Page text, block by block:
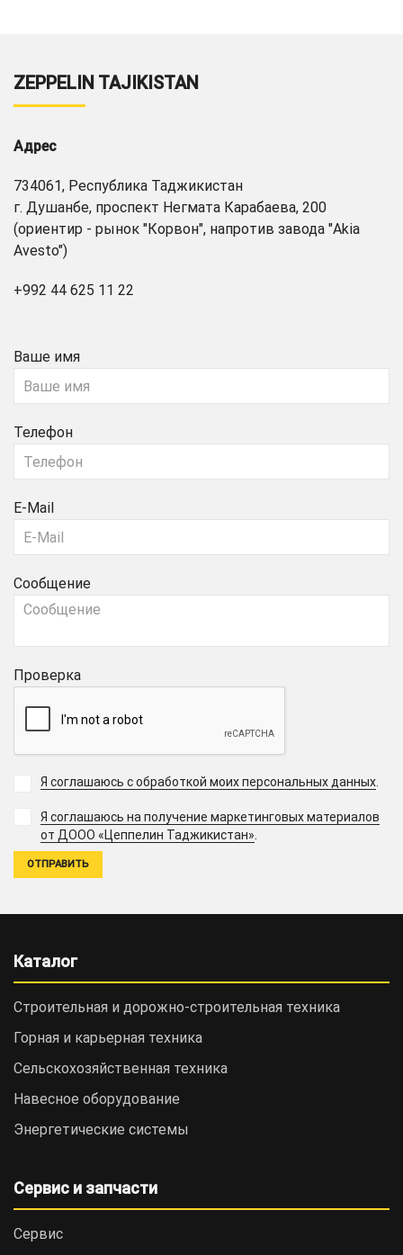
ZEPPELIN TAJIKISTAN
Адрес
734061, Республика Таджикистан
г. Душанбе, проспект Негмата Карабаева, 200
(ориентир - рынок "Корвон", напротив завода "Akia
Avesto")
+992 44 625 11 22
Ваше имя
Телефон
E-Mail
Сообщение
Проверка
Я соглашаюсь с обработкой моих персональных данных.
Я соглашаюсь на получение маркетинговых материалов
от ДООО «Цеппелин Таджикистан».
Каталог
Строительная и дорожно-cтроительная техника
Горная и карьерная техника
Сельскохозяйственная техника
Навесное оборудование
Энергетические системы
Сервис и запчасти
Сервис